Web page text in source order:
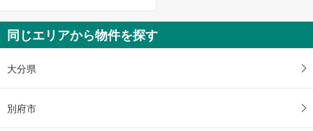
同じエリアから物件を探す
大分県
別府市